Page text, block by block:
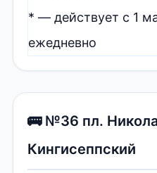
* — действует с 1
ежедневно
🚌 №36 пл.
Кингисеппский